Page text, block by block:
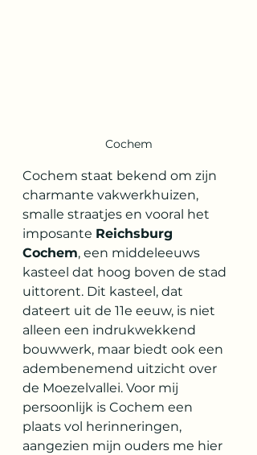
Cochem
Cochem staat bekend om zijn
charmante vakwerkhuizen,
smalle straatjes en vooral het
imposante Reichsburg
Cochem, een middeleeuws
kasteel dat hoog boven de stad
uittorent. Dit kasteel, dat
dateert uit de 11e eeuw, is niet
alleen een indrukwekkend
bouwwerk, maar biedt ook een
adembenemend uitzicht over
de Moezelvallei. Voor mij
persoonlijk is Cochem een
plaats vol herinneringen,
aangezien mijn ouders me hier